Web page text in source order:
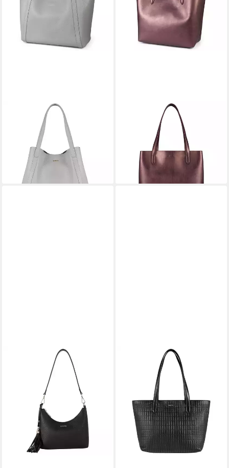
Schultertasche FLORENCE
SHOPPER GRAINED
469,00 €
lieferbar - in 5-6 Werktagen bei dir
Schultertasche CAROL
SHOPPER METALLIC LARGE
369,00 €
lieferbar - in 5-6 Werktagen bei dir